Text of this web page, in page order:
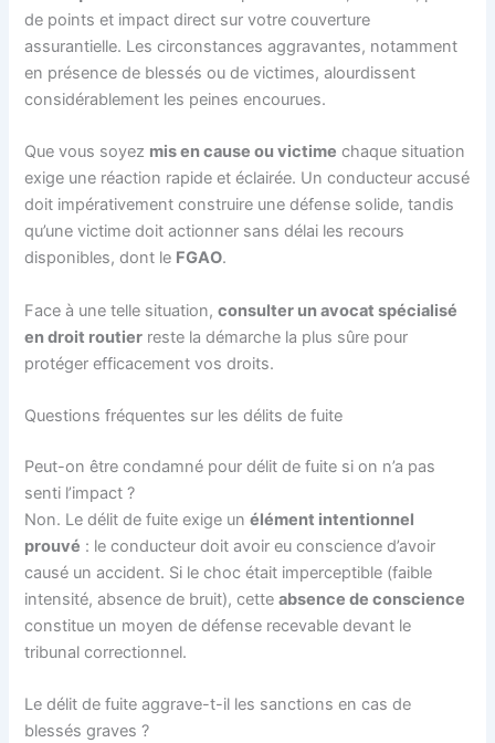
de points et impact direct sur votre couverture
assurantielle. Les circonstances aggravantes, notamment
en présence de blessés ou de victimes, alourdissent
considérablement les peines encourues.
Que vous soyez mis en cause ou victime chaque situation
exige une réaction rapide et éclairée. Un conducteur accusé
doit impérativement construire une défense solide, tandis
qu’une victime doit actionner sans délai les recours
disponibles, dont le FGAO.
Face à une telle situation,consulter un avocat spécialisé
en droit routier reste la démarche la plus sûre pour
protéger efficacement vos droits.
Questions fréquentes sur les délits de fuite
Peut-on être condamné pour délit de fuite si on n’a pas
senti l’impact ?
Non. Le délit de fuite exige unélément intentionnel
prouvé : le conducteur doit avoir eu conscience d’avoir
causé un accident. Si le choc était imperceptible (faible
intensité, absence de bruit), cetteabsence de conscience
constitue un moyen de défense recevable devant le
tribunal correctionnel.
Le délit de fuite aggrave-t-il les sanctions en cas de
blessés graves ?